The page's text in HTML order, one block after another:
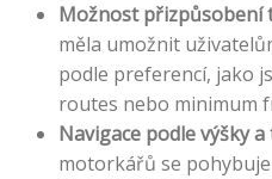
Možnost přizpůsobení
měla umožnit
podle preferencí, jako
routes nebo minimum
Navigace podle výšky
motorkářů se